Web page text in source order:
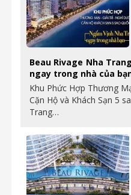
Beau Rivage Nha
ngay trong nhà của
Khu Phức Hợp Thương
Cặn Hộ và Khách Sạn 5
Trang…